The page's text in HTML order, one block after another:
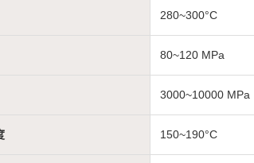
280~300°C
80~120 MPa
3000~10000 MPa
150~190°C